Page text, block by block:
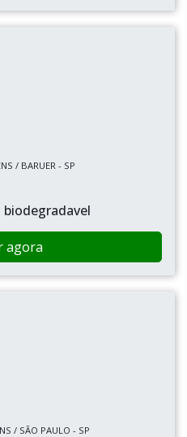
/ BARUER - SP
biodegradavel
agora
/ SÃO PAULO - SP